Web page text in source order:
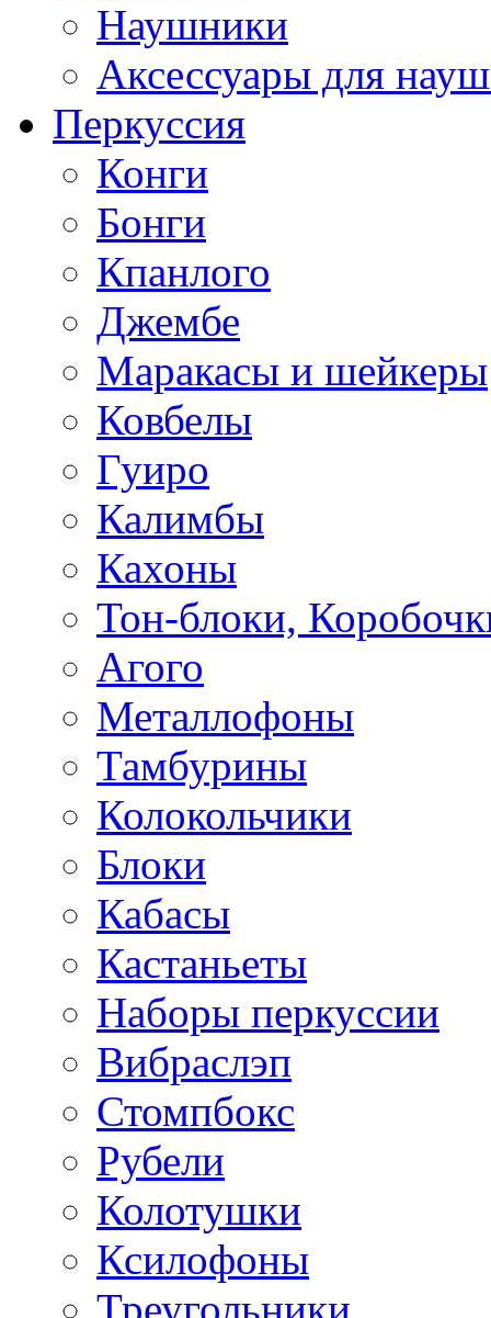
Наушники
Аксессуары для
Перкуссия
Конги
Бонги
Кпанлого
Джембе
Маракасы и шейкеры
Ковбелы
Гуиро
Калимбы
Кахоны
Тон-блоки,
Агого
Металлофоны
Тамбурины
Колокольчики
Блоки
Кабасы
Кастаньеты
Наборы перкуссии
Вибраслэп
Стомпбокс
Рубели
Колотушки
Ксилофоны